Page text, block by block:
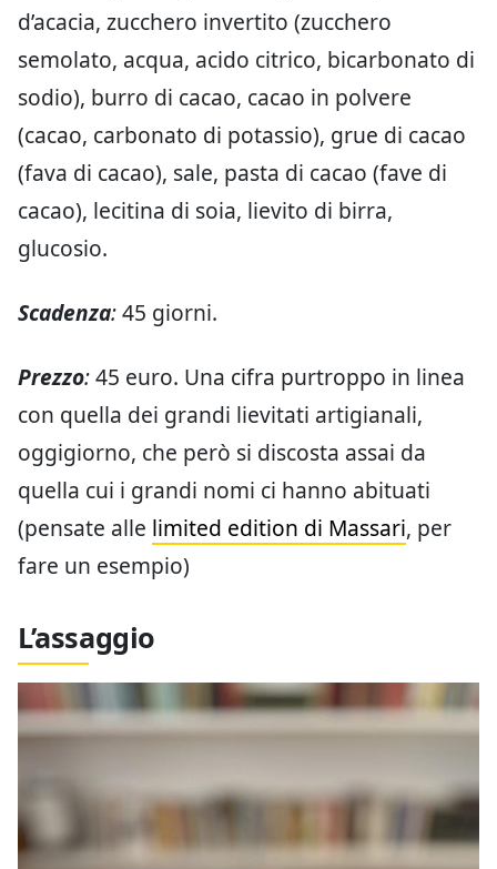
d’acacia, zucchero invertito (zucchero
semolato, acqua, acido citrico, bicarbonato di
sodio), burro di cacao, cacao in polvere
(cacao, carbonato di potassio), grue di cacao
(fava di cacao), sale, pasta di cacao (fave di
cacao), lecitina di soia, lievito di birra,
glucosio.
Scadenza:45 giorni.
Prezzo:45 euro. Una cifra purtroppo in linea
con quella dei grandi lievitati artigianali,
oggigiorno, che però si discosta assai da
quella cui i grandi nomi ci hanno abituati
(pensate alle limited edition di Massari, per
fare un esempio)
L’assaggio